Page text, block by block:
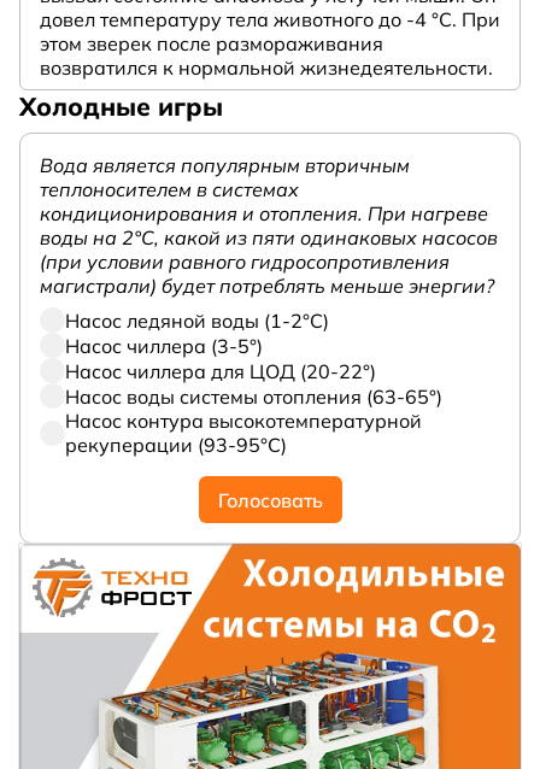
довел температуру тела животного до -4 °C. При
этом зверек после размораживания
возвратился к нормальной жизнедеятельности.
Холодные игры
Вода является популярным вторичным
теплоносителем в системах
кондиционирования и отопления. При нагреве
воды на 2°С, какой из пяти одинаковых насосов
(при условии равного гидросопротивления
магистрали) будет потреблять меньше энергии?
Насос ледяной воды (1-2°С)
Насос чиллера (3-5°)
Насос чиллера для ЦОД (20-22°)
Насос воды системы отопления (63-65°)
Насос контура высокотемпературной
рекуперации (93-95°С)
Голосовать